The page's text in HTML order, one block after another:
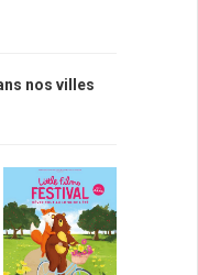
nos villes